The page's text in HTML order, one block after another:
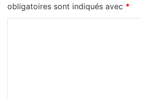
obligatoires sont indiqués avec *